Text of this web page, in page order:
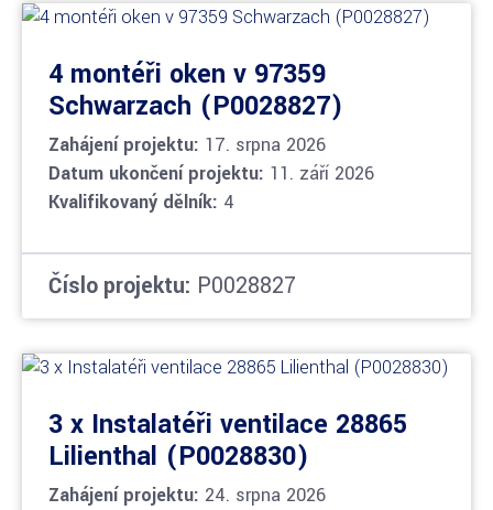
4 montéři oken v 97359
Schwarzach (P0028827)
Zahájení projektu: 17. srpna 2026
Datum ukončení projektu: 11. září 2026
Kvalifikovaný dělník: 4
Číslo projektu: P0028827
3 x Instalatéři ventilace 28865
Lilienthal (P0028830)
Zahájení projektu: 24. srpna 2026